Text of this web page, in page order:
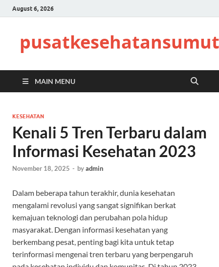
August 6, 2026
MAIN MENU
KESEHATAN
Kenali 5 Tren Terbaru dalam
Informasi Kesehatan 2023
November 18, 2025 - byadmin
Dalam beberapa tahun terakhir, dunia kesehatan
mengalami revolusi yang sangat signifikan berkat
kemajuan teknologi dan perubahan pola hidup
masyarakat. Dengan informasi kesehatan yang
berkembang pesat, penting bagi kita untuk tetap
terinformasi mengenai tren terbaru yang berpengaruh